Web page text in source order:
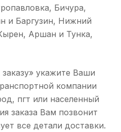
Бичура,
и Баргузин, Нижний
Аршан и Тунка,
укажите Ваши
компании
пгт или населенный
заказа Вам позвонит
все детали доставки.